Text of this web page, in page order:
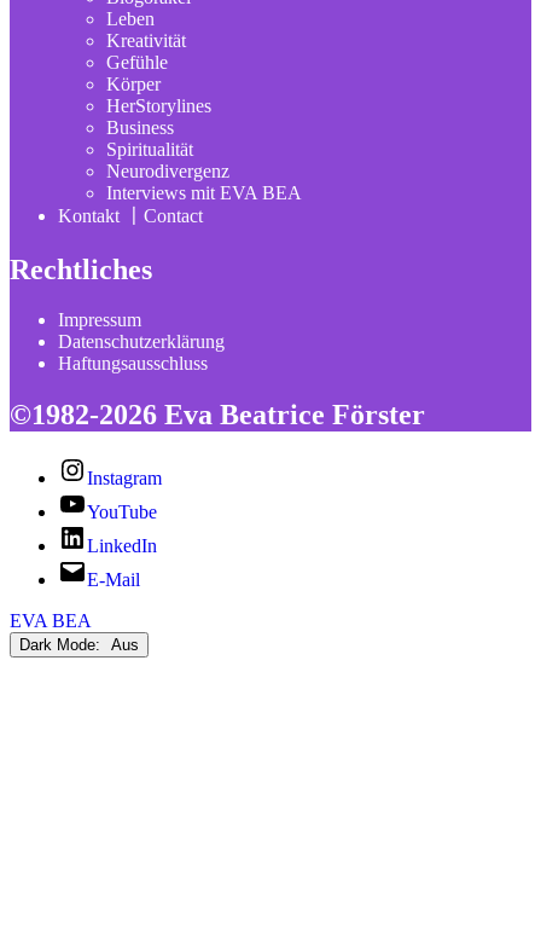
Leben
Kreativität
Gefühle
Körper
HerStorylines
Business
Spiritualität
Neurodivergenz
Interviews mit EVA BEA
Kontakt 〡Contact
Rechtliches
Impressum
Datenschutzerklärung
Haftungsausschluss
©1982-2026 Eva Beatrice Förster
Instagram
YouTube
LinkedIn
E-Mail
EVA BEA
Dark Mode: